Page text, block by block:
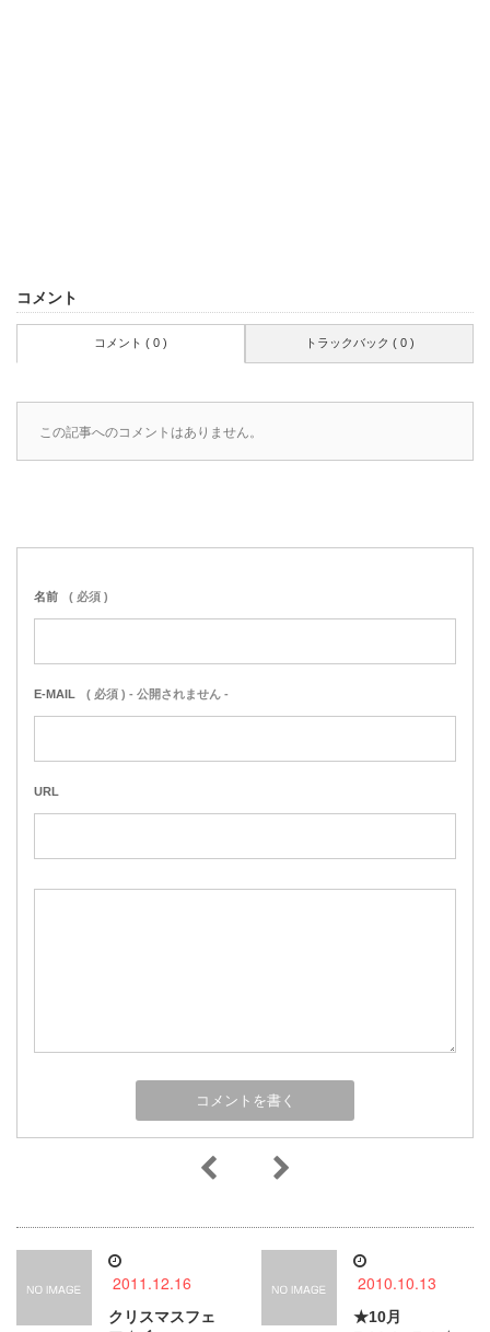
コメント
コメント ( 0 ) トラックバック ( 0 )
この記事へのコメントはありません。
名前 ( 必須 )
E-MAIL ( 必須 ) - 公開されません -
URL
2011.12.16
クリスマスフェ
2010.10.13
★10月